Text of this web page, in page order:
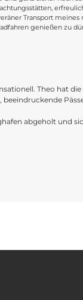
Transport
genießen zu
Theo hat
beeindruckende
abgeholt und